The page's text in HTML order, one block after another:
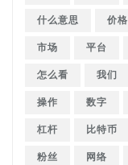
什么意思
价格
市场
平台
怎么看
我们
操作
数字
杠杆
比特币
粉丝
网络